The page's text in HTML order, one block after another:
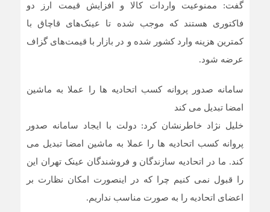
گفت: ممنوعیت واردات کالا و افزایش قیمت ارز دو
فاکتوری هستند که موجب شده تا عینک‌های قاچاق با
کمترین هزینه وارد کشور شده و در بازار با قیمت‌های گزاف
عرضه شود.
سامانه صدور پروانه کسب اتحادیه ها را عملا به ماشین
امضا تبدیل می کند
خلیل نژاد خاطرنشان کرد: دولت با ایجاد سامانه صدور
پروانه کسب اتحادیه ها را عملا به ماشین امضا تبدیل می
کند. ما در اتحادیه سازندگان و فروشندگان عینک تهران این
را قبول نمی کنیم چرا که در اینصورت امکان نظارت بر
اعضای اتحادیه را به صورت مناسب نداریم.